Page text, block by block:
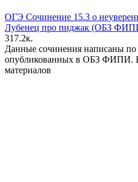
ОГЭ Сочинение 15.3 о
Лубенец про пиджак (ОБЗ
317.2к.
Данные сочинения написаны по
опубликованных в ОБЗ ФИПИ.
материалов